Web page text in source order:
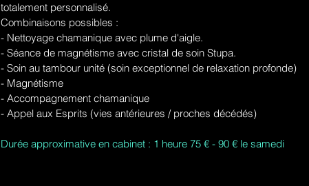
totalement personnalisé.
Combinaisons possibles :
- Nettoyage chamanique avec plume d'aigle.
- Séance de magnétisme avec cristal de soin Stupa.
- Soin au tambour unité (soin exceptionnel de relaxation profonde)
- Magnétisme
- Accompagnement chamanique
- Appel aux Esprits (vies antérieures / proches décédés)
Durée approximative en cabinet : 1 heure 75 € - 90 € le samedi